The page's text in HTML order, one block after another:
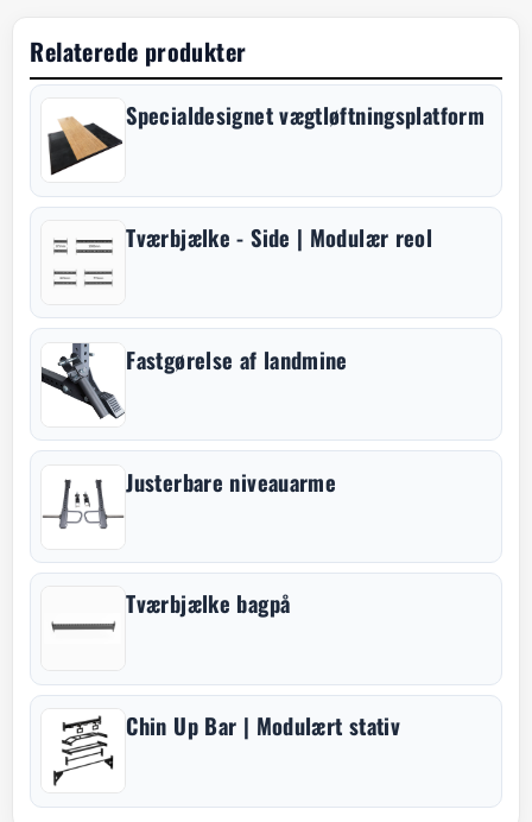
Relaterede produkter
Specialdesignet vægtløftningsplatform
Tværbjælke - Side | Modulær reol
Fastgørelse af landmine
Justerbare niveauarme
Tværbjælke bagpå
Chin Up Bar | Modulært stativ